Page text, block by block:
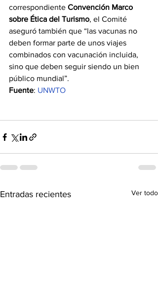
correspondiente Convención Marco
sobre Ética del Turismo, el Comité
aseguró también que “las vacunas no
deben formar parte de unos viajes
combinados con vacunación incluida,
sino que deben seguir siendo un bien
público mundial”.
Fuente: UNWTO
Entradas recientes Ver todo